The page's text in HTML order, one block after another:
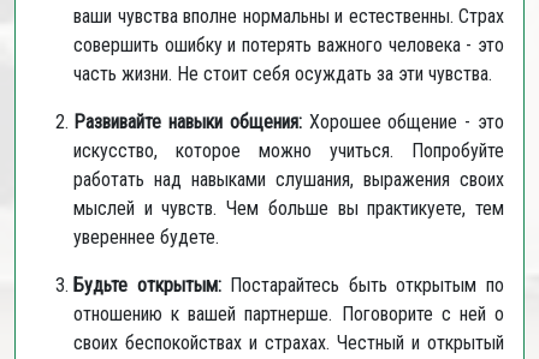
ваши чувства вполне нормальны и естественны. Страх
совершить ошибку и потерять важного человека - это
часть жизни. Не стоит себя осуждать за эти чувства.
Развивайте навыки общения:Хорошее общение - это
искусство, которое можно учиться. Попробуйте
работать над навыками слушания, выражения своих
мыслей и чувств. Чем больше вы практикуете, тем
увереннее будете.
Будьте открытым:Постарайтесь быть открытым по
отношению к вашей партнерше. Поговорите с ней о
своих беспокойствах и страхах. Честный и открытый